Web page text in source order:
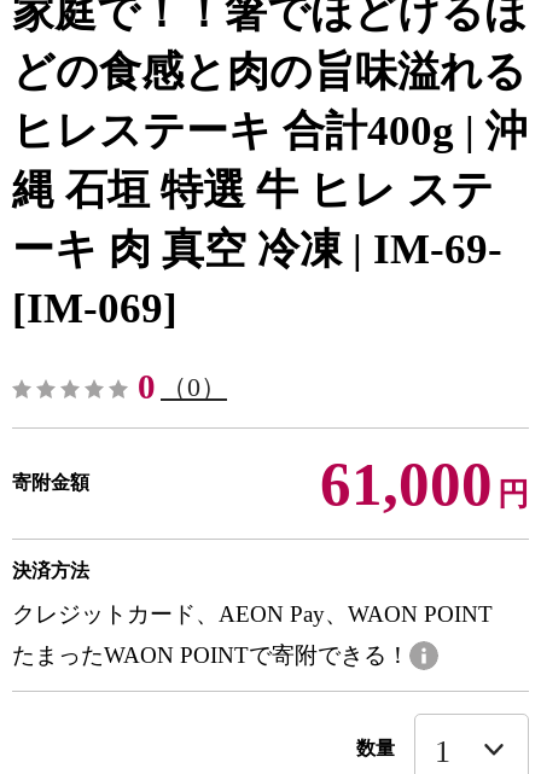
家庭で！！箸でほどけるほ
どの食感と肉の旨味溢れる
ヒレステーキ 合計400g | 沖
縄 石垣 特選 牛 ヒレ ステ
ーキ 肉 真空 冷凍 | IM-69-
[IM-069]
0 （0）
寄附金額 61,000 円
決済方法
クレジットカード、AEON Pay、WAON POINT
たまったWAON POINTで寄附できる！
数量